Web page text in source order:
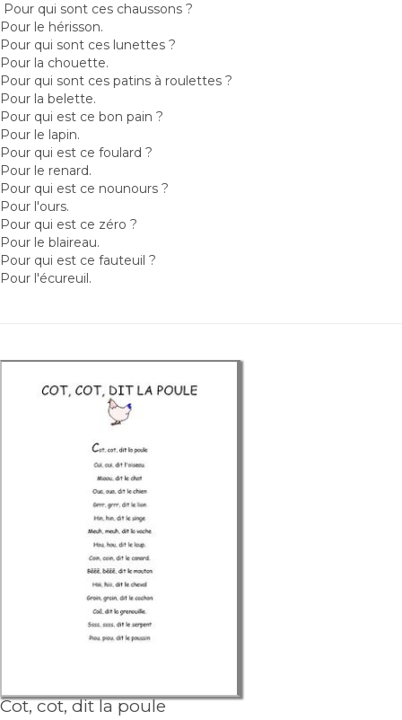
Pour qui sont ces chaussons ?
Pour le hérisson.
Pour qui sont ces lunettes ?
Pour la chouette.
Pour qui sont ces patins à roulettes ?
Pour la belette.
Pour qui est ce bon pain ?
Pour le lapin.
Pour qui est ce foulard ?
Pour le renard.
Pour qui est ce nounours ?
Pour l'ours.
Pour qui est ce zéro ?
Pour le blaireau.
Pour qui est ce fauteuil ?
Pour l'écureuil.
Cot, cot, dit la poule